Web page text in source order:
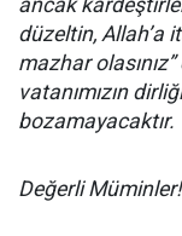
ancak
düzeltin, Allah’a
mazhar
vatanımızın
bozamayacaktır.
Değerli Müminler!